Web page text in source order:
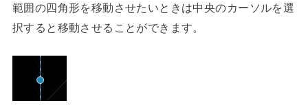
範囲の四角形を移動させたいときは中央のカーソルを選
択すると移動させることができます。